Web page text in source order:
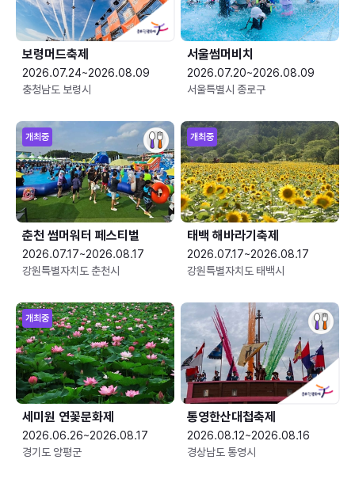
보령머드축제
2026.07.24~2026.08.09
충청남도 보령시
서울썸머비치
2026.07.20~2026.08.09
서울특별시 종로구
개최중
춘천 썸머워터 페스티벌
2026.07.17~2026.08.17
강원특별자치도 춘천시
개최중
태백 해바라기축제
2026.07.17~2026.08.17
강원특별자치도 태백시
개최중
세미원 연꽃문화제
2026.06.26~2026.08.17
경기도 양평군
통영한산대첩축제
2026.08.12~2026.08.16
경상남도 통영시